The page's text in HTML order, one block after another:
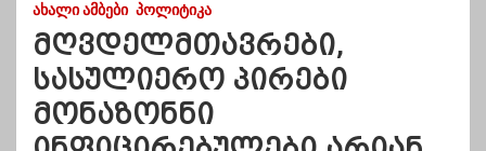
ᲐᲮᲐᲚᲘ ᲐᲛᲑᲔᲑᲘ ᲞᲝᲚᲘᲢᲘᲙᲐ
მღვდელმთავრები,
სასულიერო პირები
მონაზონნი